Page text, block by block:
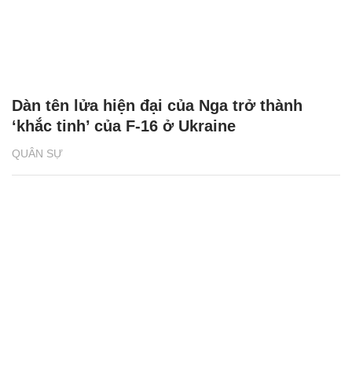
QUÂN SỰ
Dàn tên lửa hiện đại của Nga trở thành
‘khắc tinh’ của F-16 ở Ukraine